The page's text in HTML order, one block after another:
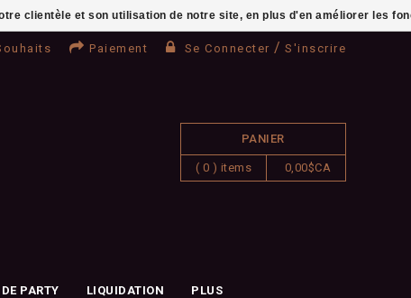
Paiement Se Connecter / S'inscrire
PANIER
( 0 ) items 0,00$CA
PARTY LIQUIDATION PLUS
clientèle et son utilisation de notre site, en plus d'en améliorer les